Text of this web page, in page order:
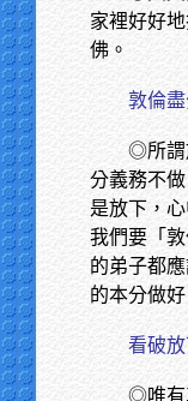
家裡好好
佛。
敦倫
◎所謂
分義務不
是放下，
我們要「
的弟子都
的本分做好
看破
◎唯有